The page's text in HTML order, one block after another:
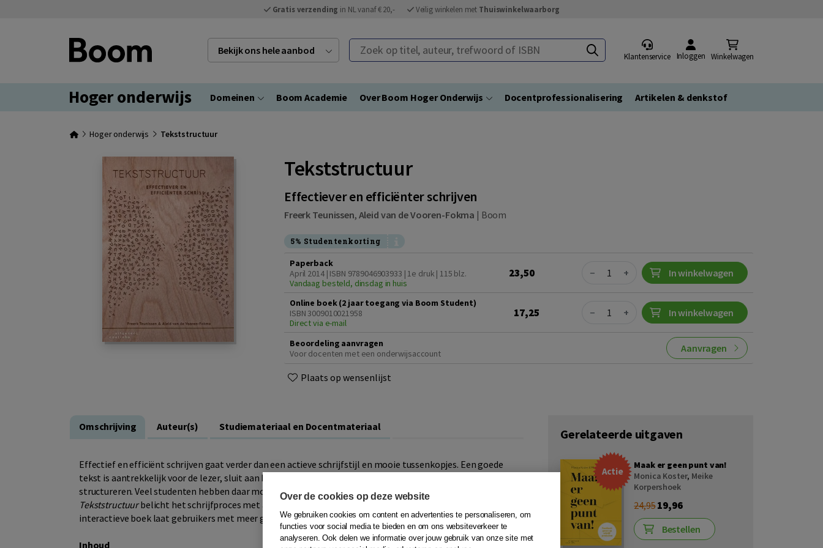
Gratis verzending in NL vanaf € 20,- Veilig winkelen met Thuiswinkelwaarborg
Bekijk ons hele aanbod Zoek op titel, auteur, trefwoord of ISBN
Klantenservice Inloggen Winkelwagen
Hoger onderwijs Domeinen Boom Academie Over Boom Hoger Onderwijs Docentprofessionalisering Artikelen & denkstof
Hoger onderwijs Tekststructuur
Tekststructuur
Effectiever en efficiënter schrijven
Freerk Teunissen, Aleid van de Vooren-Fokma | Boom
5% Studentenkorting
Paperback
April 2014 | ISBN 9789046903933 | 1e druk | 115 blz.
Vandaag besteld, dinsdag in huis
23,50 Quantity
− + In winkelwagen
Online boek (2 jaar toegang via Boom Student)
ISBN 3009010021958
Direct via e-mail
17,25 Quantity
− + In winkelwagen
Beoordeling aanvragen
Voor docenten met een onderwijsaccount
Aanvragen
Plaats op wensenlijst
Omschrijving Auteur(s) Studiemateriaal en Docentmateriaal
Effectief en efficiënt schrijven gaat verder dan een actieve schrijfstijl en mooie tussenkopjes. Een goede
tekst is aantrekkelijk voor de lezer, sluit aan bij zijn wensen en is helder. Schrijven is ordenen en
structureren. Veel studenten hebben daar moeite mee, terwijl zij vaak verslagen moeten maken.
Tekststructuurbelicht het schrijfproces met aansprekende voorbeelden en een directe toon. Dit
interactieve boek laat gebruikers met meer gemak schrijven.
Inhoud
Gerelateerde uitgaven
Actie
Maak er geen punt van!
Monica Koster, Meike
Korpershoek
24,9519,96
Bestellen
Over de cookies op deze website
We gebruiken cookies om content en advertenties te personaliseren, om
functies voor social media te bieden en om ons websiteverkeer te
analyseren. Ook delen we informatie over jouw gebruik van onze site met